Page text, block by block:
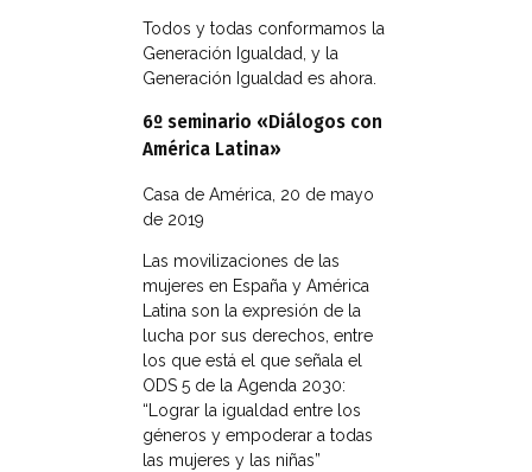
Todos y todas conformamos la
Generación Igualdad, y la
Generación Igualdad es ahora.
6º seminario «Diálogos con
América Latina»
Casa de América, 20 de mayo
de 2019
Las movilizaciones de las
mujeres en España y América
Latina son la expresión de la
lucha por sus derechos, entre
los que está el que señala el
ODS 5 de la Agenda 2030:
“Lograr la igualdad entre los
géneros y empoderar a todas
las mujeres y las niñas”